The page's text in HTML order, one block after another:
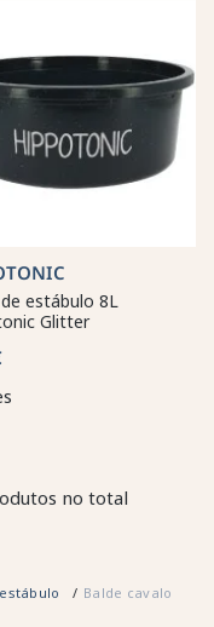
estábulo 8L
Glitter
no total
Balde cavalo